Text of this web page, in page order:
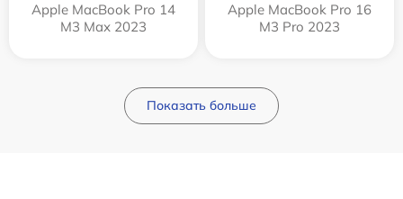
Apple MacBook Pro 14
M3 Max 2023
Apple MacBook Pro 16
M3 Pro 2023
Показать больше